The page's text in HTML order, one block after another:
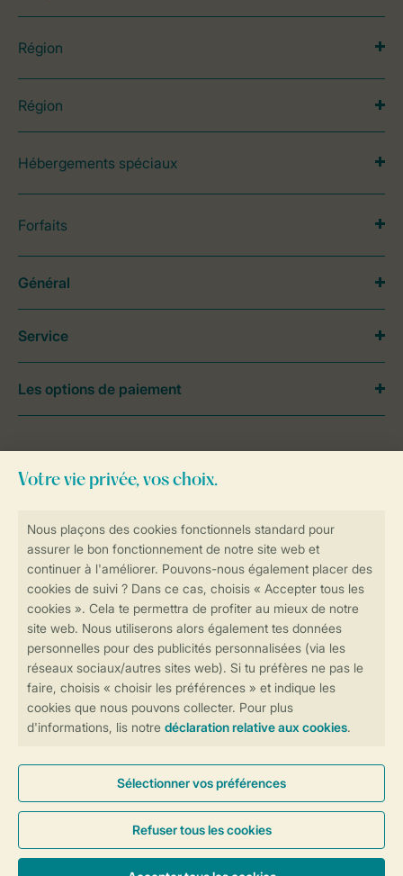
Plus d’infos et préférences
Réservations en ligne rapides et sécurisées
Transmission sécurisée des données
Paiement sécurisé
Région
Région
Hébergements spéciaux
Forfaits
contactez notreContact Center.
Général
Service
Les options de paiement
Conditions générales Privée Cookies et bannières